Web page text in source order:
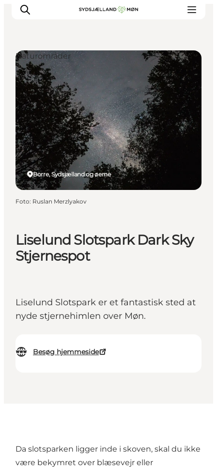
Oplev
Byer og steder
Events
Spis
Overnat
Planlæg din tur
Liselund Slotspark Dark Sky
Stjernespot
Liselund Slotspark er et fantastisk sted at
nyde stjernehimlen over Møn.
Besøg hjemmeside
Borre, Sydsjælland og øerne
Naturområder
Foto: Ruslan Merzlyakov
Da slotsparken ligger inde i skoven, skal du ikke
være bekymret over blæsevejr eller